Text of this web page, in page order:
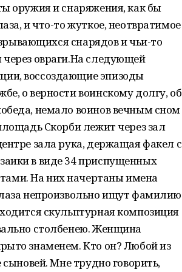
оружия и снаряжения, как бы
и что-то жуткое, неотвратимое
снарядов и чьи-то
овраги.На следующей
воссоздающие эпизоды
о верности воинскому долгу, об
немало воинов вечным сном
Скорби лежит через зал
зала рука, держащая факел с
в виде 34 приспущенных
На них начертаны имена
непроизвольно ищут фамилию
скульптурная композиция
столбенею. Женщина
знаменем. Кто он? Любой из
Мне трудно говорить,